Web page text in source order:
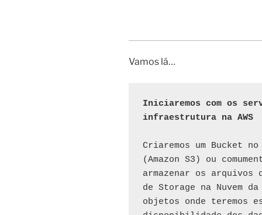
Vamos lá…
Iniciaremos com os
infraestrutura na AWS
Criaremos um Bucket
(Amazon S3) ou
armazenar os arquivos
de Storage na Nuvem da
objetos onde teremos